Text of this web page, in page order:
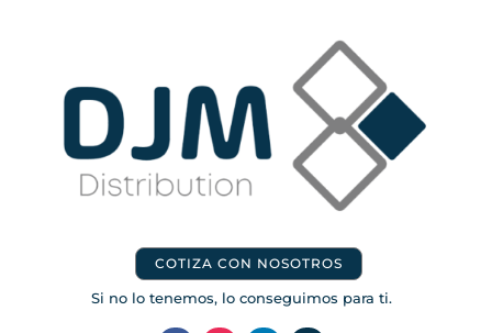
COTIZA CON NOSOTROS
Si no lo tenemos, lo conseguimos para ti.